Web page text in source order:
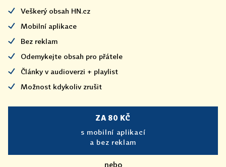
Veškerý obsah HN.cz
Mobilní aplikace
Bez reklam
Odemykejte obsah pro přátele
Články v audioverzi + playlist
Možnost kdykoliv zrušit
ZA 80 KČ
s mobilní aplikací
a bez reklam
nebo